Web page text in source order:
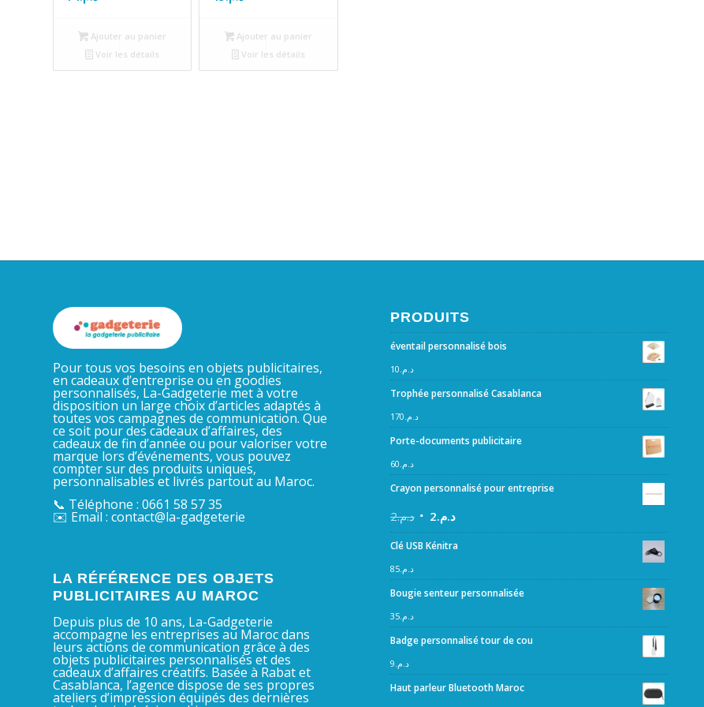
Ajouter au panier
Voir les détails
Ajouter au panier
Voir les détails
Pour tous vos besoins en objets publicitaires,
en cadeaux d’entreprise ou en goodies
personnalisés, La-Gadgeterie met à votre
disposition un large choix d’articles adaptés à
toutes vos campagnes de communication. Que
ce soit pour des cadeaux d’affaires, des
cadeaux de fin d’année ou pour valoriser votre
marque lors d’événements, vous pouvez
compter sur des produits uniques,
personnalisables et livrés partout au Maroc.
📞 Téléphone : 0661 58 57 35
✉️ Email : contact@la-gadgeterie
LA RÉFÉRENCE DES OBJETS
PUBLICITAIRES AU MAROC
Depuis plus de 10 ans, La-Gadgeterie
accompagne les entreprises au Maroc dans
leurs actions de communication grâce à des
objets publicitaires personnalisés et des
cadeaux d’affaires créatifs. Basée à Rabat et
Casablanca, l’agence dispose de ses propres
ateliers d’impression équipés des dernières
PRODUITS
éventail personnalisé bois
د.م. 10
Trophée personnalisé Casablanca
د.م. 170
Porte-documents publicitaire
د.م. 60
Crayon personnalisé pour entreprise
د.م.2 د.م.2
Clé USB Kénitra
د.م.85
Bougie senteur personnalisée
د.م.35
Badge personnalisé tour de cou
د.م. 9
Haut parleur Bluetooth Maroc